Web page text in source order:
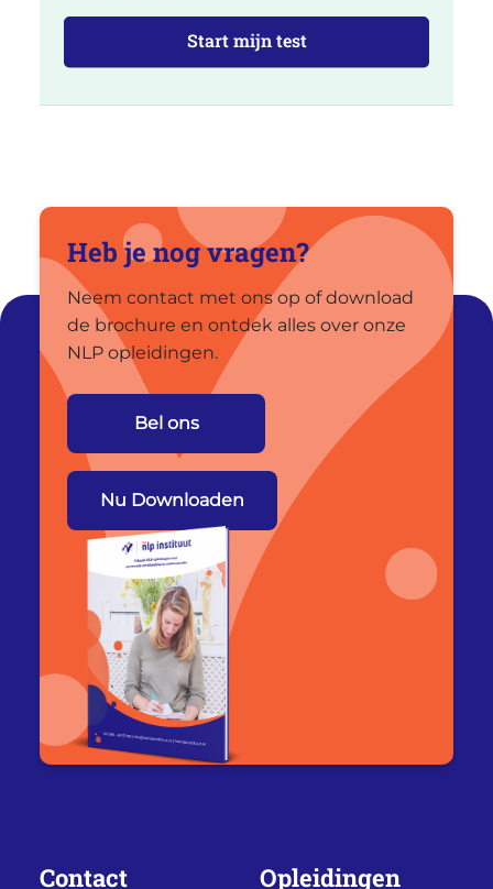
Start mijn test
Heb je nog vragen?
Neem contact met ons op of download
de brochure en ontdek alles over onze
NLP opleidingen.
Bel ons
Nu Downloaden
Contact
Opleidingen